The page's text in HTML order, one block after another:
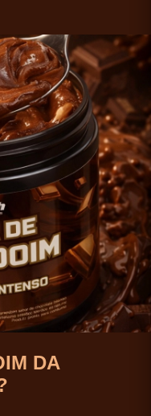
DA